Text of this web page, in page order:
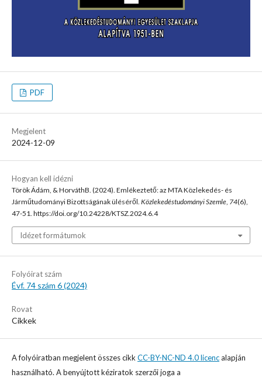
PDF
Megjelent
2024-12-09
Hogyan kell idézni
Török Ádám, & HorváthB. (2024). Emlékeztető: az MTA Közlekedés- és
Járműtudományi Bizottságának üléséről. Közlekedéstudományi Szemle 74(6),
47-51. https://doi.org/10.24228/KTSZ.2024.6.4
Idézet formátumok
Folyóirat szám
Évf. 74 szám 6 (2024)
Rovat
Cikkek
A folyóiratban megjelent összes cikk CC-BY-NC-ND 4.0 licencalapján
használható. A benyújtott kéziratok szerzői joga a